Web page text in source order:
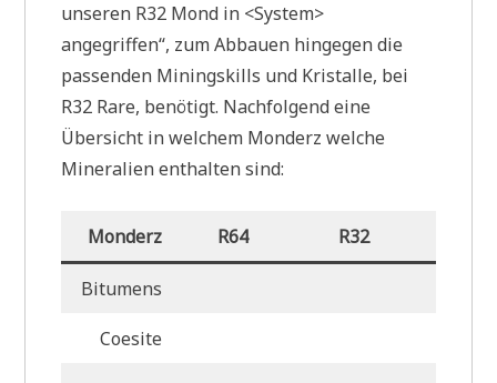
unseren R32 Mond in <System>
angegriffen“, zum Abbauen hingegen die
passenden Miningskills und Kristalle, bei
R32 Rare, benötigt. Nachfolgend eine
Übersicht in welchem Monderz welche
Mineralien enthalten sind:
Monderz R64 R32
Bitumens
Coesite